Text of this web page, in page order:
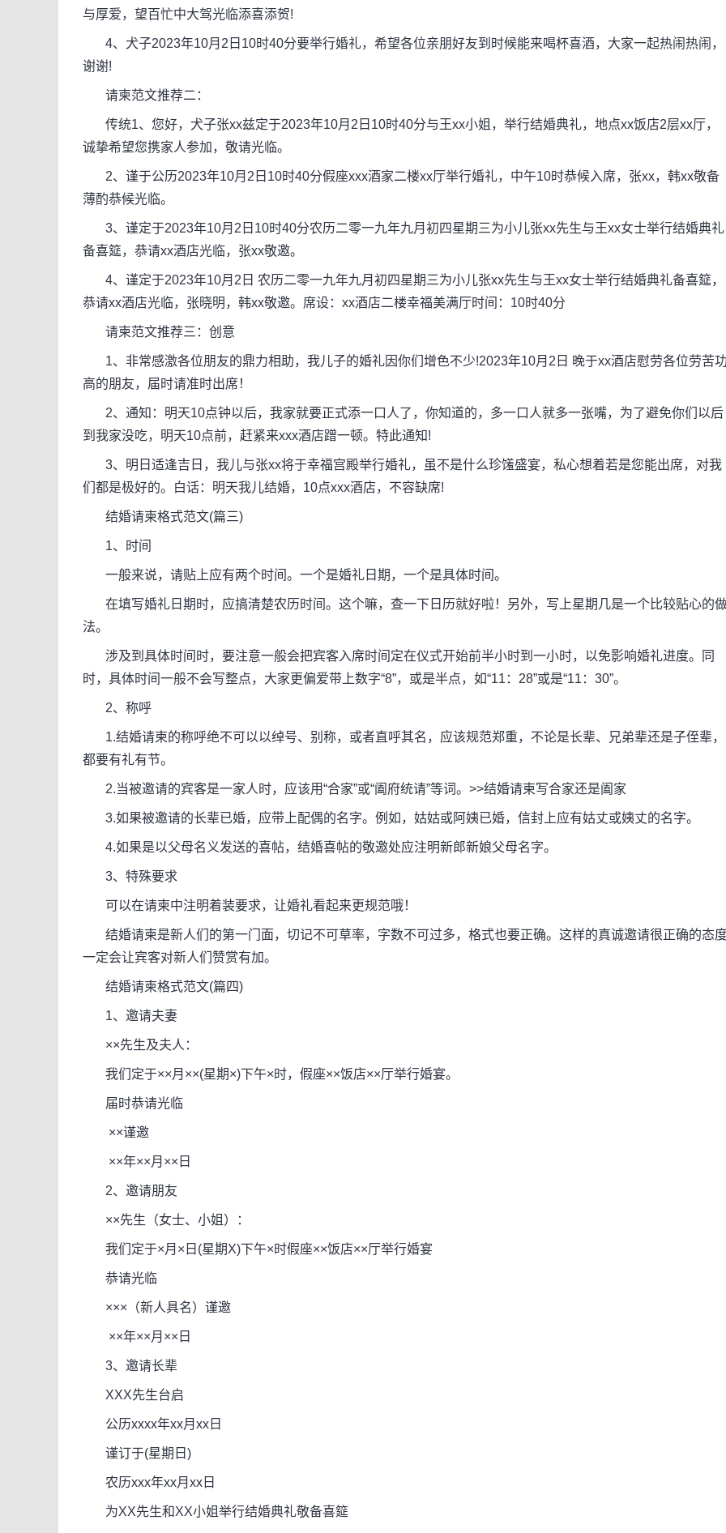
与厚爱，望百忙中大驾光临添喜添贺!
4、犬子2023年10月2日10时40分要举行婚礼，希望各位亲朋好友到时候能来喝杯喜酒，大家一起热闹热闹，
谢谢!
请柬范文推荐二：
传统1、您好，犬子张xx兹定于2023年10月2日10时40分与王xx小姐，举行结婚典礼，地点xx饭店2层xx厅，
诚挚希望您携家人参加，敬请光临。
2、谨于公历2023年10月2日10时40分假座xxx酒家二楼xx厅举行婚礼，中午10时恭候入席，张xx，韩xx敬备
薄酌恭候光临。
3、谨定于2023年10月2日10时40分农历二零一九年九月初四星期三为小儿张xx先生与王xx女士举行结婚典礼
备喜筵，恭请xx酒店光临，张xx敬邀。
4、谨定于2023年10月2日 农历二零一九年九月初四星期三为小儿张xx先生与王xx女士举行结婚典礼备喜筵，
恭请xx酒店光临，张晓明，韩xx敬邀。席设：xx酒店二楼幸福美满厅时间：10时40分
请柬范文推荐三：创意
1、非常感激各位朋友的鼎力相助，我儿子的婚礼因你们增色不少!2023年10月2日 晚于xx酒店慰劳各位劳苦
高的朋友，届时请准时出席！
2、通知：明天10点钟以后，我家就要正式添一口人了，你知道的，多一口人就多一张嘴，为了避免你们以后
到我家没吃，明天10点前，赶紧来xxx酒店蹭一顿。特此通知!
3、明日适逢吉日，我儿与张xx将于幸福宫殿举行婚礼，虽不是什么珍馐盛宴，私心想着若是您能出席，对我
们都是极好的。白话：明天我儿结婚，10点xxx酒店，不容缺席!
结婚请柬格式范文(篇三)
1、时间
一般来说，请贴上应有两个时间。一个是婚礼日期，一个是具体时间。
在填写婚礼日期时，应搞清楚农历时间。这个嘛，查一下日历就好啦！另外，写上星期几是一个比较贴心的
法。
涉及到具体时间时，要注意一般会把宾客入席时间定在仪式开始前半小时到一小时，以免影响婚礼进度。同
时，具体时间一般不会写整点，大家更偏爱带上数字“8”，或是半点，如“11：28”或是“11：30”。
2、称呼
1.结婚请柬的称呼绝不可以以绰号、别称，或者直呼其名，应该规范郑重，不论是长辈、兄弟辈还是子侄辈，
都要有礼有节。
2.当被邀请的宾客是一家人时，应该用“合家”或“阖府统请”等词。>>结婚请柬写合家还是阖家
3.如果被邀请的长辈已婚，应带上配偶的名字。例如，姑姑或阿姨已婚，信封上应有姑丈或姨丈的名字。
4.如果是以父母名义发送的喜帖，结婚喜帖的敬邀处应注明新郎新娘父母名字。
3、特殊要求
可以在请柬中注明着装要求，让婚礼看起来更规范哦！
结婚请柬是新人们的第一门面，切记不可草率，字数不可过多，格式也要正确。这样的真诚邀请很正确的态
一定会让宾客对新人们赞赏有加。
结婚请柬格式范文(篇四)
1、邀请夫妻
××先生及夫人：
我们定于××月××(星期×)下午×时，假座××饭店××厅举行婚宴。
届时恭请光临
××谨邀
××年××月××日
2、邀请朋友
××先生（女士、小姐）：
我们定于×月×日(星期X)下午×时假座××饭店××厅举行婚宴
恭请光临
×××（新人具名）谨邀
××年××月××日
3、邀请长辈
XXX先生台启
公历xxxx年xx月xx日
谨订于(星期日)
农历xxx年xx月xx日
为XX先生和XX小姐举行结婚典礼敬备喜筵